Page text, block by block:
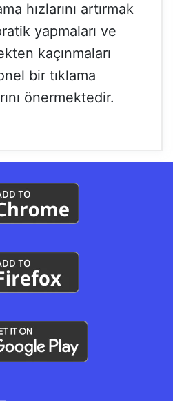
hızlarını artırmak
yapmaları ve
kaçınmaları
bir tıklama
önermektedir.